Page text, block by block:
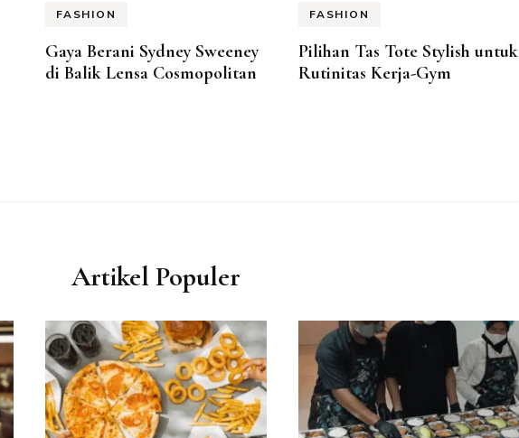
FASHION
Gaya Berani Sydney Sweeney
di Balik Lensa Cosmopolitan
FASHION
Pilihan Tas Tote Stylish untuk
Rutinitas Kerja-Gym
Artikel Populer